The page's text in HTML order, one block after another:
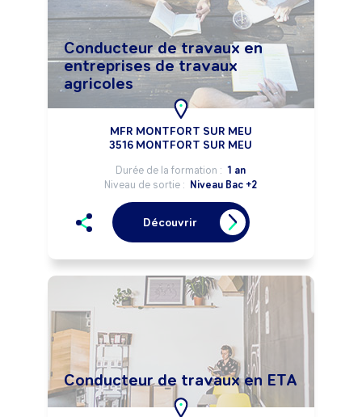
Conducteur de travaux en
entreprises de travaux
agricoles
MFR MONTFORT SUR MEU
3516 MONTFORT SUR MEU
Durée de la formation : 1 an
Niveau de sortie : Niveau Bac +2
Découvrir
Conducteur de travaux en ETA